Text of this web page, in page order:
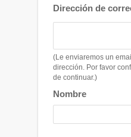
Dirección de
(Le enviaremos un
dirección. Por favor
de continuar.)
Nombre